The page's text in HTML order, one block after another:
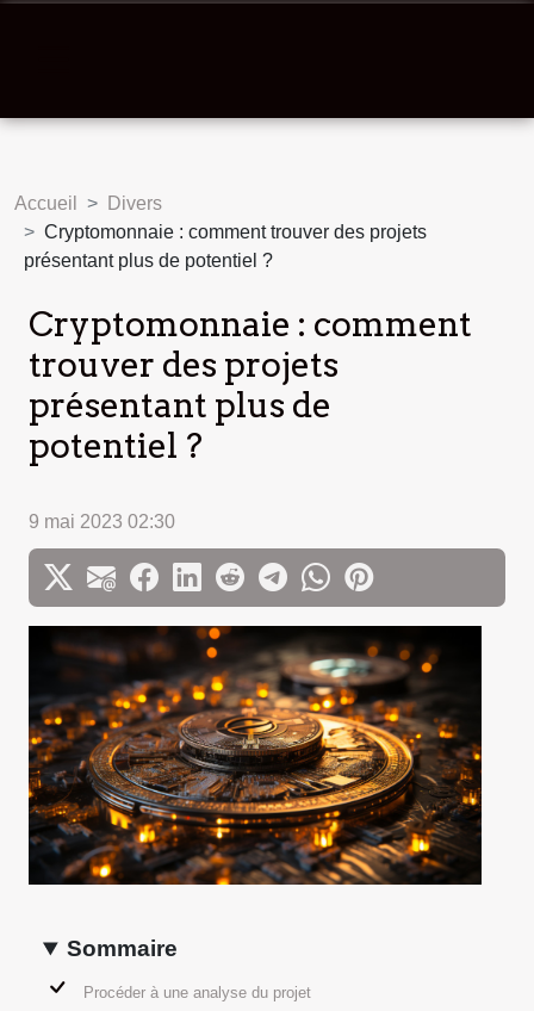
Accueil
Divers
Cryptomonnaie : comment trouver des projets
présentant plus de potentiel ?
Cryptomonnaie : comment
trouver des projets
présentant plus de
potentiel ?
9 mai 2023 02:30
Sommaire
Procéder à une analyse du projet